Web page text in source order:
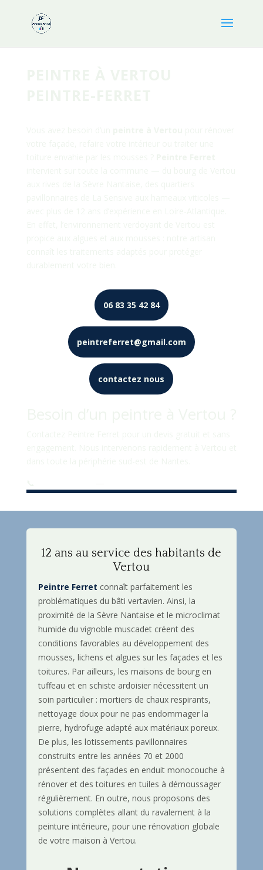
06 83 35 42 84
peintreferret@gmail.com
contactez nous
12 ans au service des habitants de
Vertou
Peintre Ferret connaît parfaitement les
problématiques du bâti vertavien. Ainsi, la
proximité de la Sèvre Nantaise et le microclimat
humide du vignoble muscadet créent des
conditions favorables au développement des
mousses, lichens et algues sur les façades et les
toitures. Par ailleurs, les maisons de bourg en
tuffeau et en schiste ardoisier nécessitent un
soin particulier : mortiers de chaux respirants,
nettoyage doux pour ne pas endommager la
pierre, hydrofuge adapté aux matériaux poreux.
De plus, les lotissements pavillonnaires
construits entre les années 70 et 2000
présentent des façades en enduit monocouche à
rénover et des toitures en tuiles à démoussager
régulièrement. En outre, nous proposons des
solutions complètes allant du ravalement à la
peinture intérieure, pour une rénovation globale
de votre maison à Vertou.